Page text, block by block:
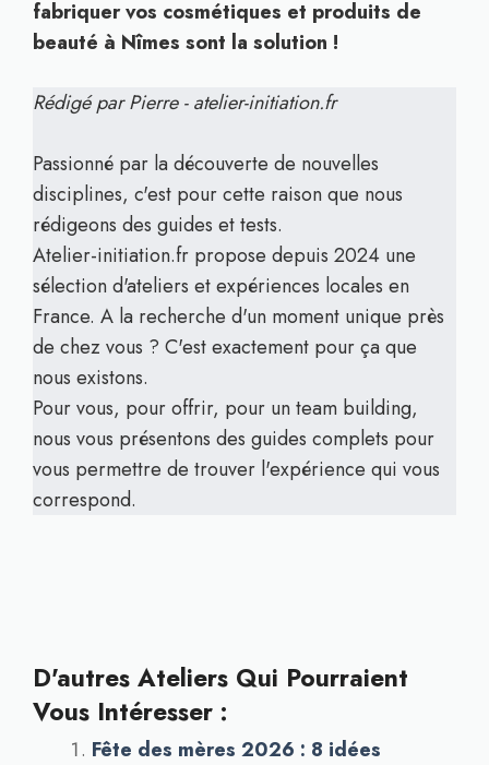
fabriquer vos cosmétiques et produits de
beauté à Nîmes sont la solution !
Rédigé par Pierre - atelier-initiation.fr
Passionné par la découverte de nouvelles
disciplines, c'est pour cette raison que nous
rédigeons des guides et tests.
Atelier-initiation.fr propose depuis 2024 une
sélection d'ateliers et expériences locales en
France. A la recherche d'un moment unique près
de chez vous ? C'est exactement pour ça que
nous existons.
Pour vous, pour offrir, pour un team building,
nous vous présentons des guides complets pour
vous permettre de trouver l'expérience qui vous
correspond.
D'autres Ateliers Qui Pourraient
Vous Intéresser :
Fête des mères 2026 : 8 idées